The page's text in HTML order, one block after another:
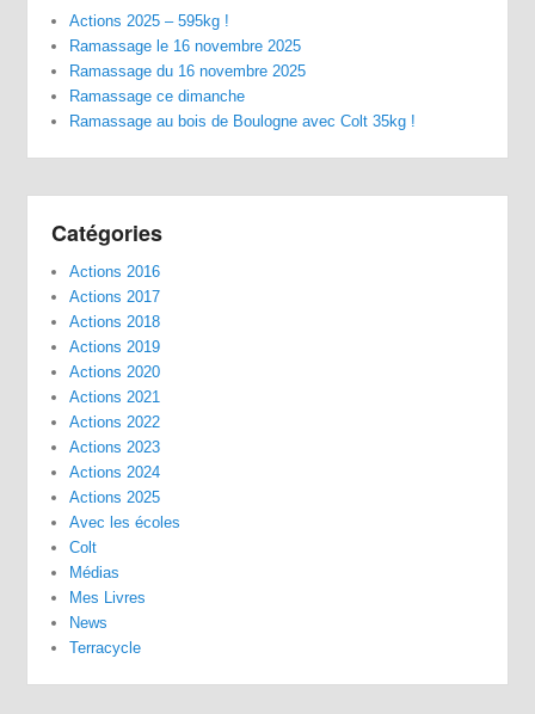
Actions 2025 – 595kg !
Ramassage le 16 novembre 2025
Ramassage du 16 novembre 2025
Ramassage ce dimanche
Ramassage au bois de Boulogne avec Colt 35kg !
Catégories
Actions 2016
Actions 2017
Actions 2018
Actions 2019
Actions 2020
Actions 2021
Actions 2022
Actions 2023
Actions 2024
Actions 2025
Avec les écoles
Colt
Médias
Mes Livres
News
Terracycle